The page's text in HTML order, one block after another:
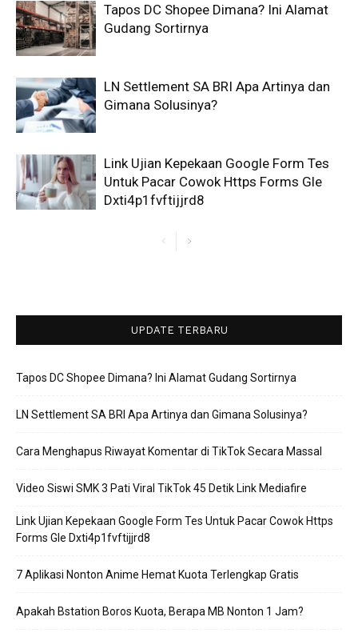
Tapos DC Shopee Dimana? Ini Alamat
Gudang Sortirnya
LN Settlement SA BRI Apa Artinya dan
Gimana Solusinya?
Link Ujian Kepekaan Google Form Tes
Untuk Pacar Cowok Https Forms Gle
Dxti4p1fvftijjrd8
UPDATE TERBARU
Tapos DC Shopee Dimana? Ini Alamat Gudang Sortirnya
LN Settlement SA BRI Apa Artinya dan Gimana Solusinya?
Cara Menghapus Riwayat Komentar di TikTok Secara Massal
Video Siswi SMK 3 Pati Viral TikTok 45 Detik Link Mediafire
Link Ujian Kepekaan Google Form Tes Untuk Pacar Cowok Https
Forms Gle Dxti4p1fvftijjrd8
7 Aplikasi Nonton Anime Hemat Kuota Terlengkap Gratis
Apakah Bstation Boros Kuota, Berapa MB Nonton 1 Jam?